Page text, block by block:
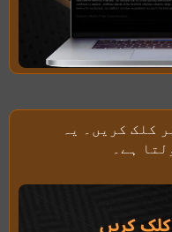
کلک کریں۔ یہ
ہے۔